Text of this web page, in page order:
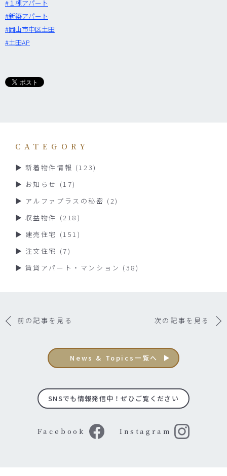
‪#‎１棟アパート‬
‪#‎新築アパート‬
‪#‎岡山市中区土田‬
‪#‎土田AP‬
CATEGORY
新着物件情報 (123)
お知らせ (17)
アルファプラスの秘密 (2)
収益物件 (218)
建売住宅 (151)
注文住宅 (7)
賃貸アパート・マンション (38)
前の記事を見る 次の記事を見る
News & Topics一覧へ
SNSでも情報発信中！ぜひご覧ください
Facebook Instagram